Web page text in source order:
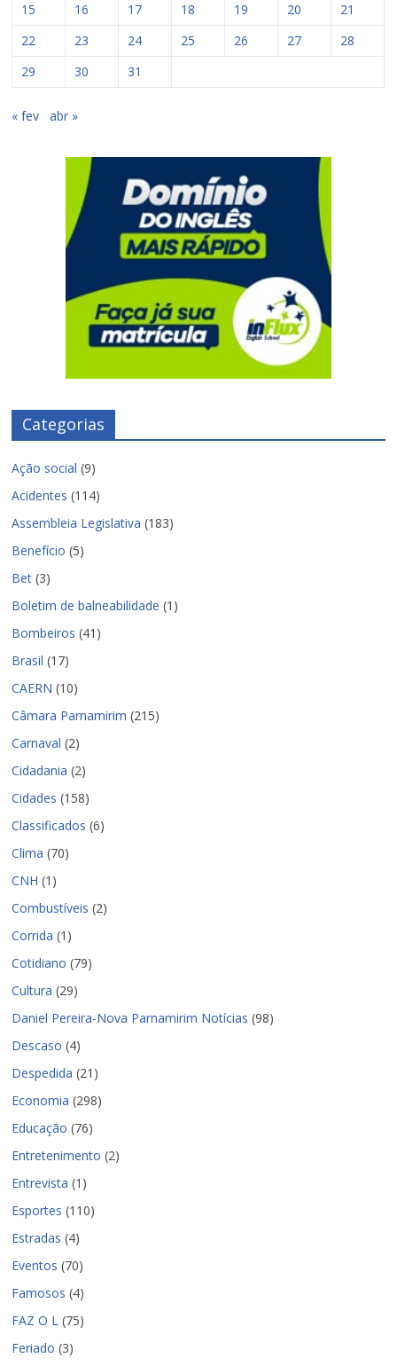
15
16 17 18 19 20
21
22
23 24 25 26 27
28
29
30 31
« fev abr »
Categorias
Ação social (9)
Acidentes (114)
Assembleia Legislativa (183)
Benefício (5)
Bet (3)
Boletim de balneabilidade (1)
Bombeiros (41)
Brasil (17)
CAERN (10)
Câmara Parnamirim (215)
Carnaval (2)
Cidadania (2)
Cidades (158)
Classificados (6)
Clima (70)
CNH (1)
Combustíveis (2)
Corrida (1)
Cotidiano (79)
Cultura (29)
Daniel Pereira-Nova Parnamirim Notícias (98)
Descaso (4)
Despedida (21)
Economia (298)
Educação (76)
Entretenimento (2)
Entrevista (1)
Esportes (110)
Estradas (4)
Eventos (70)
Famosos (4)
FAZ O L (75)
Feriado (3)